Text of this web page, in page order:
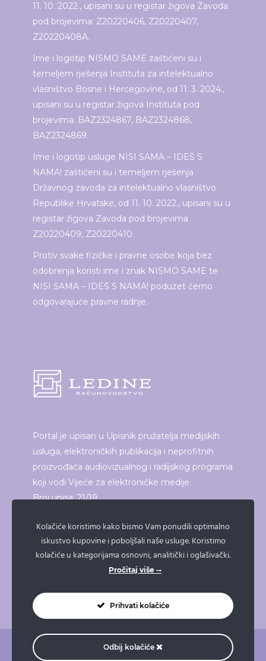
11. 10. 2022., upisani su u registar žigova Zavoda
pod brojevima: Z20220406, Z20220407,
Z20220408A.
Ime i logotip NISMO SAME zaštićeni su i
temeljem rješenja Instituta za intelektualno
vlasništvo Bosne i Hercegovine, od 11. 3. 2024.,
upisani su u registar žigova Instituta pod
brojevima: BAZ2324867, BAZ2324868,
BAZ2324869.
Ime i logotip usluge NISI SAMA – IDEŠ S
NAMA! zaštićeni su i temeljem rješenja
Državnog zavoda za intelektualno vlasništvo
Republike Hrvatske, od 11. 10. 2022., upisani su u
registar žigova Zavoda pod brojevima
Z20220409, Z20220410.
Protiv svake fizičke i pravne osobe koja bez
odobrenja koristi ime i znak NISMO SAME te
NISI SAMA – IDEŠ S NAMA! poduzet ćemo
odgovarajuće pravne radnje.
Portal je upisan u Upisnik pružatelja medijskih
usluga, elektroničkih publikacija i neprofitnih
proizvođača audiovizualnog i radijskog programa
koji vodi Vijeće za elektroničke medije.
Broj upisa: 21/19
ISPRINTAJ ČLANAK
Kolačiće koristimo kako bismo Vam ponudili optimalno
iskustvo kupovine i poboljšali naše usluge. Koristimo
kolačiće u kategorijama osnovni, analitički i oglašivački.
Pročitaj više
Prihvati kolačiće
Odbij kolačiće